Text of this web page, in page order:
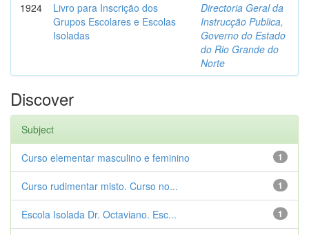
1924
Livro para Inscrição dos
Grupos Escolares e Escolas
Isoladas
Directoria Geral da
Instrucção Publica,
Governo do Estado
do Rio Grande do
Norte
Discover
Subject
1
Curso elementar masculino e feminino
1
Curso rudimentar misto. Curso no...
1
Escola Isolada Dr. Octaviano. Esc...